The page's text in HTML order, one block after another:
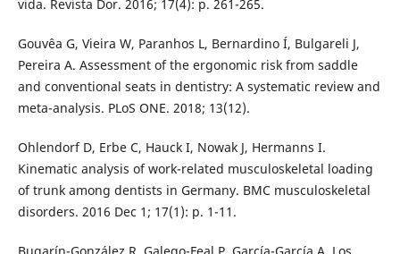
vida. Revista Dor. 2016; 17(4): p. 261-265.
Gouvêa G, Vieira W, Paranhos L, Bernardino Í, Bulgareli J,
Pereira A. Assessment of the ergonomic risk from saddle
and conventional seats in dentistry: A systematic review and
meta-analysis. PLoS ONE. 2018; 13(12).
Ohlendorf D, Erbe C, Hauck I, Nowak J, Hermanns I.
Kinematic analysis of work-related musculoskeletal loading
of trunk among dentists in Germany. BMC musculoskeletal
disorders. 2016 Dec 1; 17(1): p. 1-11.